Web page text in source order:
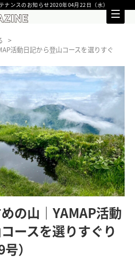
ナンスのお知らせ2020年04月22日（水）
活動日記から登山コースを選りすぐ
の山｜YAMAP活動
ースを選りすぐり
）